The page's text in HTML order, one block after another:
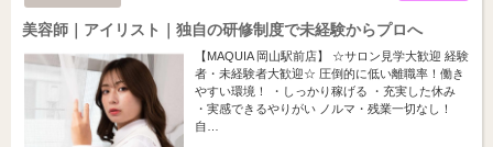
美容師｜アイリスト｜独自の研修制度で未経験からプロへ
【MAQUIA 岡山駅前店】 ☆サロン見学大歓迎 経験
者・未経験者大歓迎☆ 圧倒的に低い離職率！働き
やすい環境！ ・しっかり稼げる ・充実した休み
・実感できるやりがい ノルマ・残業一切なし！
自…